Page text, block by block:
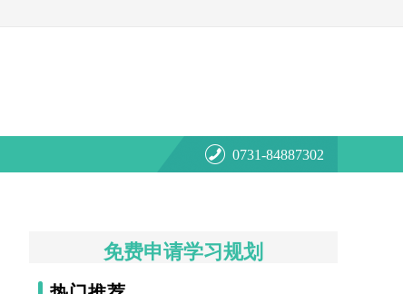
0731-84887302
免费申请学习规划